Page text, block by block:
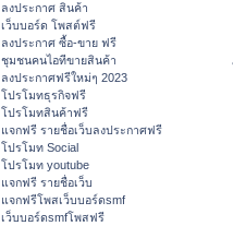
ลงประกาศ สินค้า
เว็บบอร์ด โพสต์ฟรี
ลงประกาศ ซื้อ-ขาย ฟรี
ชุมชนคนไอทีขายสินค้า
ลงประกาศฟรีใหม่ๆ 2023
โปรโมทธุรกิจฟรี
โปรโมทสินค้าฟรี
แจกฟรี รายชื่อเว็บลงประกาศฟรี
โปรโมท Social
โปรโมท youtube
แจกฟรี รายชื่อเว็บ
แจกฟรีโพสเว็บบอร์ดsmf
เว็บบอร์ดsmfโพสฟรี